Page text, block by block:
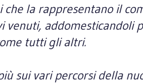
la rappresentano il
addomesticandoli
tutti gli altri.
sui vari percorsi della